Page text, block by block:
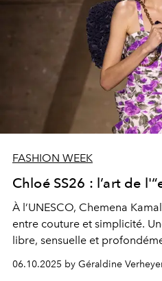
FASHION WEEK
Chloé SS26 : l’art de
À l’UNESCO, Chemena
entre couture et simplicité.
libre, sensuelle et
06.10.2025 by Géraldine